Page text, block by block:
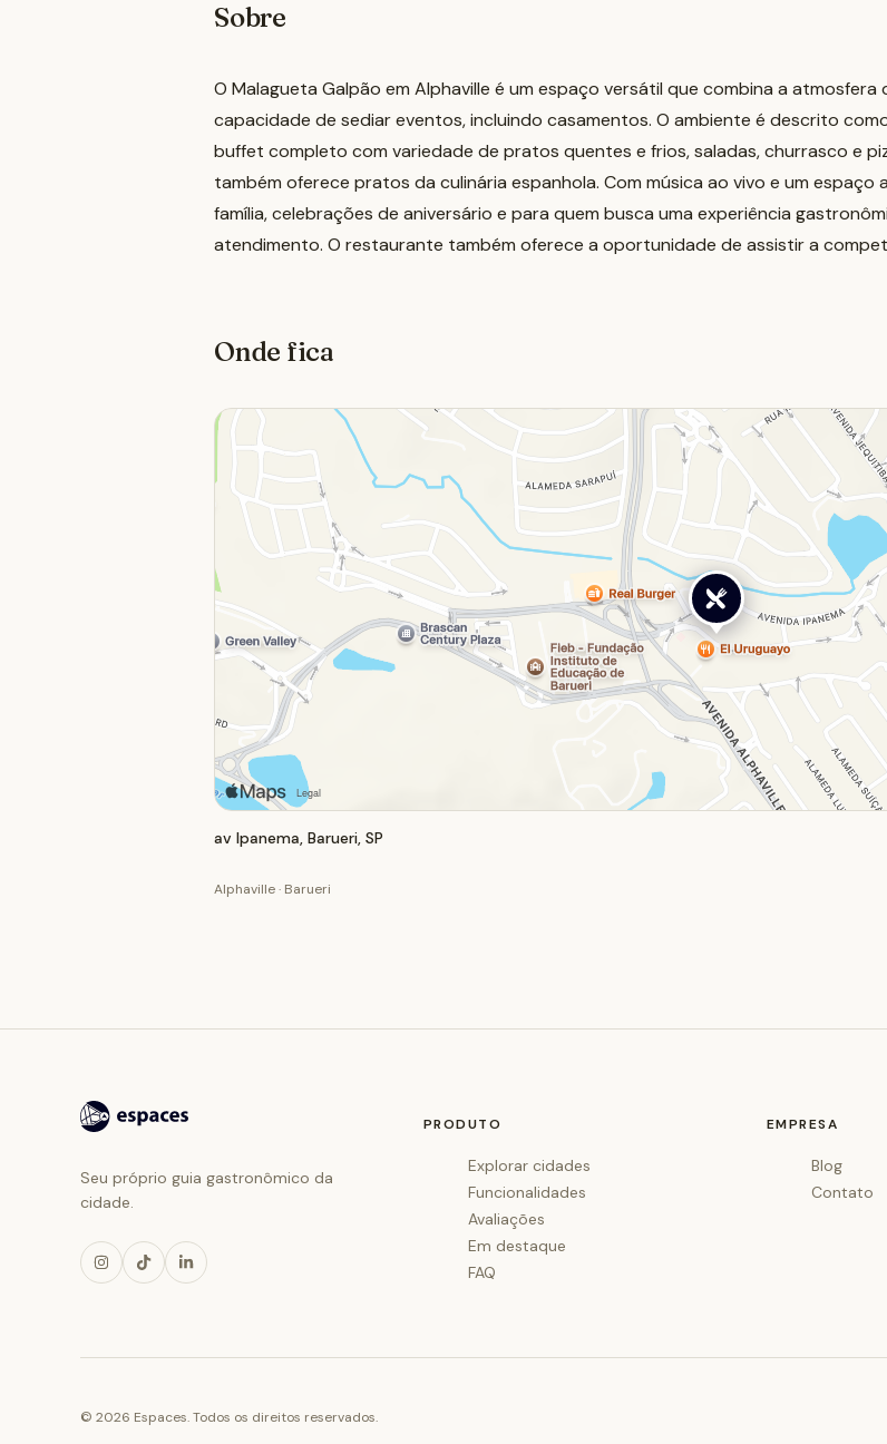
Sobre
O Malagueta Galpão em Alphaville é um espaço versátil que combina a
capacidade de sediar eventos, incluindo casamentos. O ambiente é descrito
buffet completo com variedade de pratos quentes e frios, saladas, churrasco e
também oferece pratos da culinária espanhola. Com música ao vivo e um espaço
família, celebrações de aniversário e para quem busca uma experiência
atendimento. O restaurante também oferece a oportunidade de assistir a
Onde fica
av Ipanema, Barueri, SP
Alphaville · Barueri
Seu próprio guia gastronômico da
cidade.
PRODUTO
Explorar cidades
Funcionalidades
Avaliações
Em destaque
FAQ
EMPRESA
Blog
Contato
© 2026 Espaces. Todos os direitos reservados.